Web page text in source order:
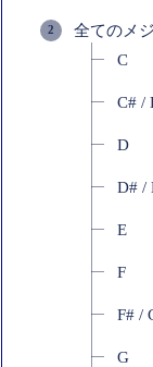
全てのメ
C
C# /
D
D# /
E
F
F# /
G